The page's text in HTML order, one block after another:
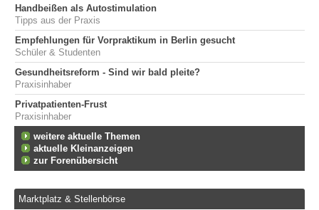
Handbeißen als Autostimulation
Tipps aus der Praxis
Empfehlungen für Vorpraktikum in Berlin gesucht
Schüler & Studenten
Gesundheitsreform - Sind wir bald pleite?
Praxisinhaber
Privatpatienten-Frust
Praxisinhaber
weitere aktuelle Themen
aktuelle Kleinanzeigen
zur Forenübersicht
Marktplatz & Stellenbörse